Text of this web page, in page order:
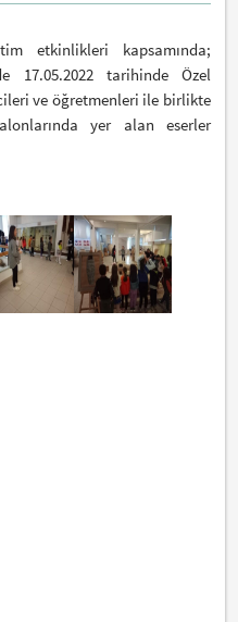
etkinlikleri kapsamında;
17.05.2022 tarihinde Özel
ve öğretmenleri ile birlikte
yer alan eserler